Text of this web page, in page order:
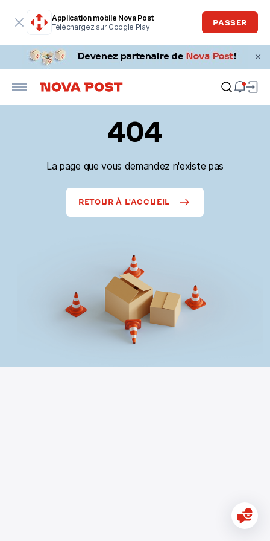
Application mobile Nova Post
Téléchargez sur Google Play
PASSER
404
La page que vous demandez n'existe pas
RETOUR À L'ACCUEIL